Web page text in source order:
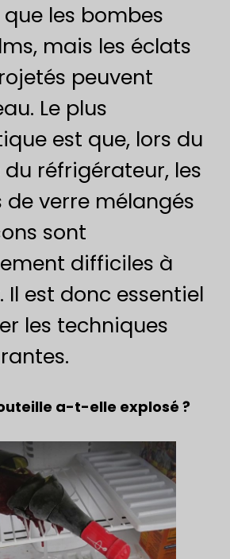
les bombes
mais les éclats
peuvent
Le plus
est que, lors du
réfrigérateur, les
verre mélangés
sont
difficiles à
Il est donc essentiel
les techniques
a-t-elle explosé ?